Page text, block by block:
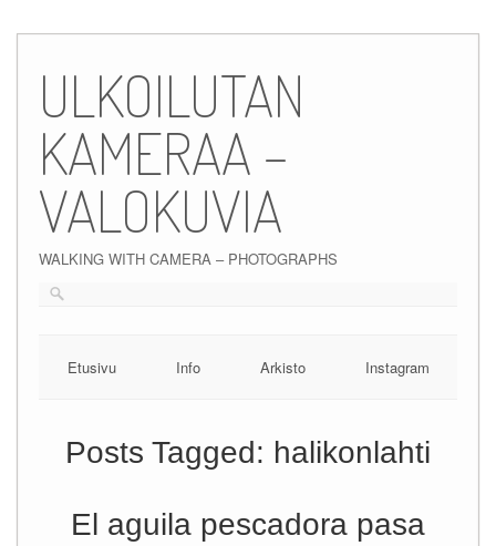
content
ULKOILUTAN
KAMERAA –
VALOKUVIA
WALKING WITH CAMERA – PHOTOGRAPHS
Etusivu Info Arkisto Instagram
Posts Tagged: halikonlahti
El aguila pescadora pasa